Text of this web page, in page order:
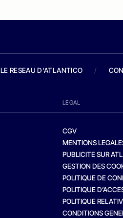
LE RESEAU D'ATLANTICO /
LEGAL
CGV
MENTIONS
PUBLICITE SUR
GESTION DES
POLITIQUE DE
POLITIQUE
POLITIQUE
CONDITIONS